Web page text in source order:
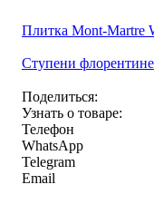
Плитка Mont-Martre
Ступени
Поделиться:
Узнать о товаре:
Телефон
WhatsApp
Telegram
Email